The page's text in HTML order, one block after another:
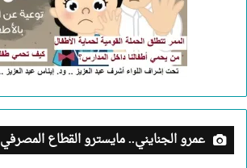
عمرو الجنايني.. مايسترو القطاع المصرفي